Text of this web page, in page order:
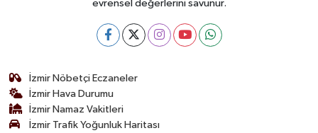
evrensel değerlerini savunur.
İzmir Nöbetçi Eczaneler
İzmir Hava Durumu
İzmir Namaz Vakitleri
İzmir Trafik Yoğunluk Haritası